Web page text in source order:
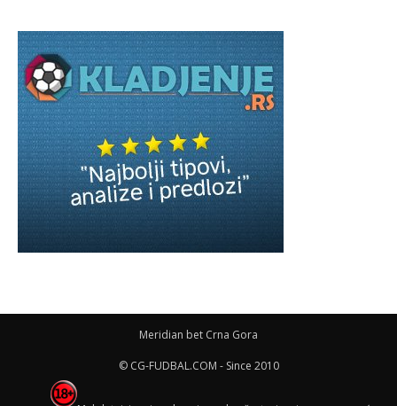
Meridian bet Crna Gora
© CG-FUDBAL.COM - Since 2010